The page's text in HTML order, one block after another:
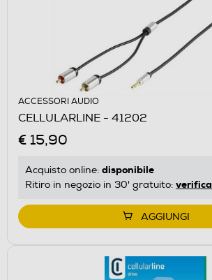
ACCESSORI AUDIO
CELLULARLINE - 41202
€ 15,90
Acquisto online: disponibile
Ritiro in negozio in 30' gratuito: verifica
AGGIUNGI